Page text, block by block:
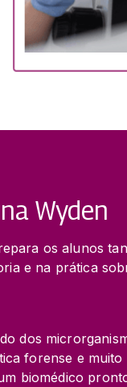
Wyden
os alunos
e na prática
dos
forense e muito
biomédico